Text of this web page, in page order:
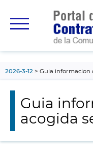
principal
2026-3-12 Guia informacion
Guia
acogida